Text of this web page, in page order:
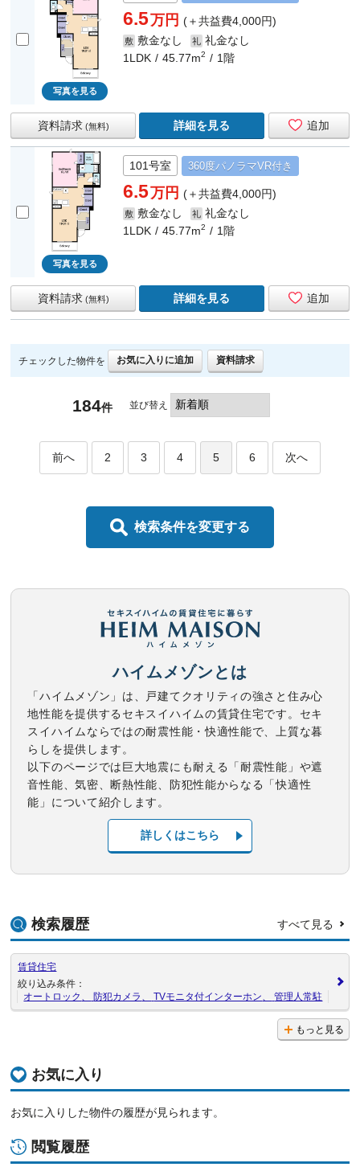
写真を見る
6.5万円(＋共益費4,000円)
敷 敷金なし 礼 礼金なし
1LDK
45.77m2 1階
追加
資料請求 (無料) 詳細を見る
写真を見る
101号室 360度パノラマVR付き
6.5万円(＋共益費4,000円)
敷 敷金なし 礼 礼金なし
1LDK
45.77m2 1階
追加
資料請求 (無料) 詳細を見る
チェックした物件を お気に入りに追加 資料請求
184件 並び替え
前へ 2 3 4 5 6 次へ
検索条件を変更する
ハイムメゾンとは
「ハイムメゾン」は、戸建てクオリティの強さと住み心
地性能を提供するセキスイハイムの賃貸住宅です。セキ
スイハイムならではの耐震性能・快適性能で、上質な暮
らしを提供します。
以下のページでは巨大地震にも耐える「耐震性能」や遮
音性能、気密、断熱性能、防犯性能からなる「快適性
能」について紹介します。
詳しくはこちら
お気に入り
お気に入りした物件の履歴が見られます。
閲覧履歴
検索履歴
賃貸住宅
絞り込み条件：
オートロック
防犯カメラ TVモニタ付インターホン 管理人常駐
もっと見る
すべて見る